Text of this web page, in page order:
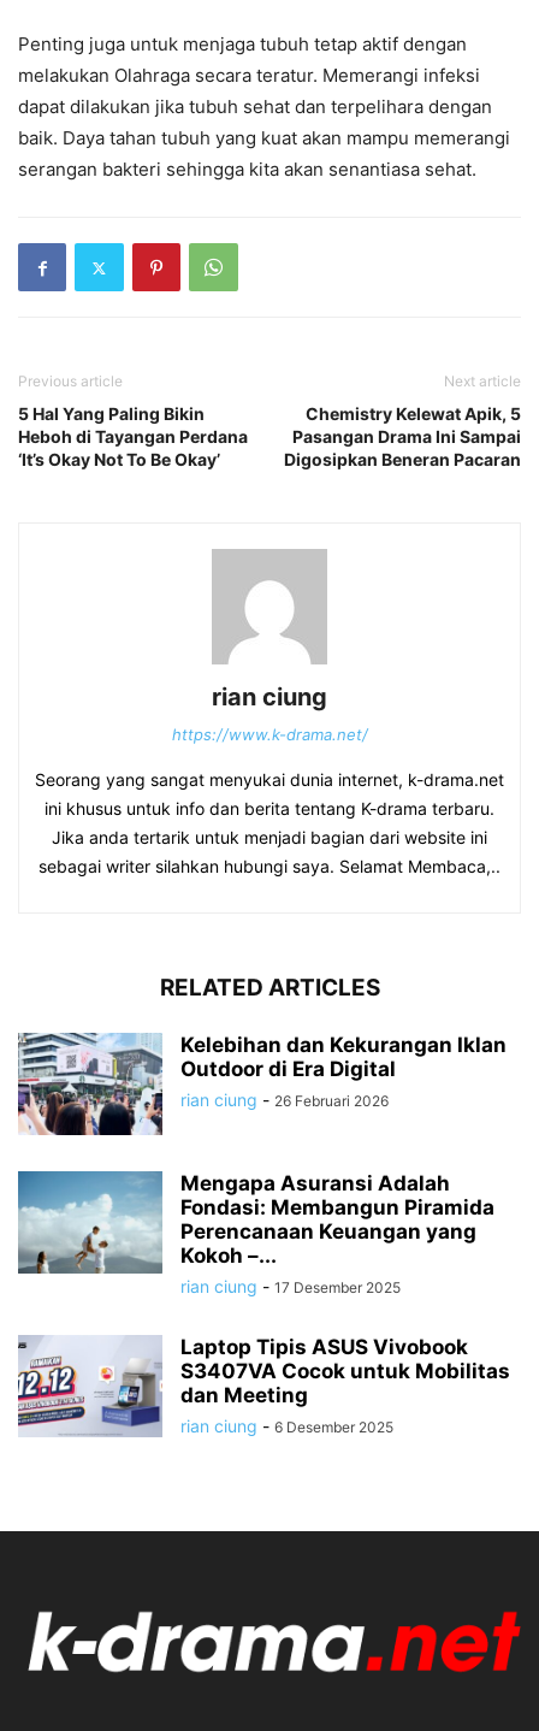
Penting juga untuk menjaga tubuh tetap aktif dengan
melakukan Olahraga secara teratur. Memerangi infeksi
dapat dilakukan jika tubuh sehat dan terpelihara dengan
baik. Daya tahan tubuh yang kuat akan mampu memerangi
serangan bakteri sehingga kita akan senantiasa sehat.
Previous article
5 Hal Yang Paling Bikin
Heboh di Tayangan Perdana
‘It’s Okay Not To Be Okay’
Next article
Chemistry Kelewat Apik, 5
Pasangan Drama Ini Sampai
Digosipkan Beneran Pacaran
rian ciung
https://www.k-drama.net/
Seorang yang sangat menyukai dunia internet, k-drama.net
ini khusus untuk info dan berita tentang K-drama terbaru.
Jika anda tertarik untuk menjadi bagian dari website ini
sebagai writer silahkan hubungi saya. Selamat Membaca,..
RELATED ARTICLES
Kelebihan dan Kekurangan Iklan
Outdoor di Era Digital
rian ciung - 26 Februari 2026
Mengapa Asuransi Adalah
Fondasi: Membangun Piramida
Perencanaan Keuangan yang
Kokoh –...
rian ciung - 17 Desember 2025
Laptop Tipis ASUS Vivobook
S3407VA Cocok untuk Mobilitas
dan Meeting
rian ciung - 6 Desember 2025